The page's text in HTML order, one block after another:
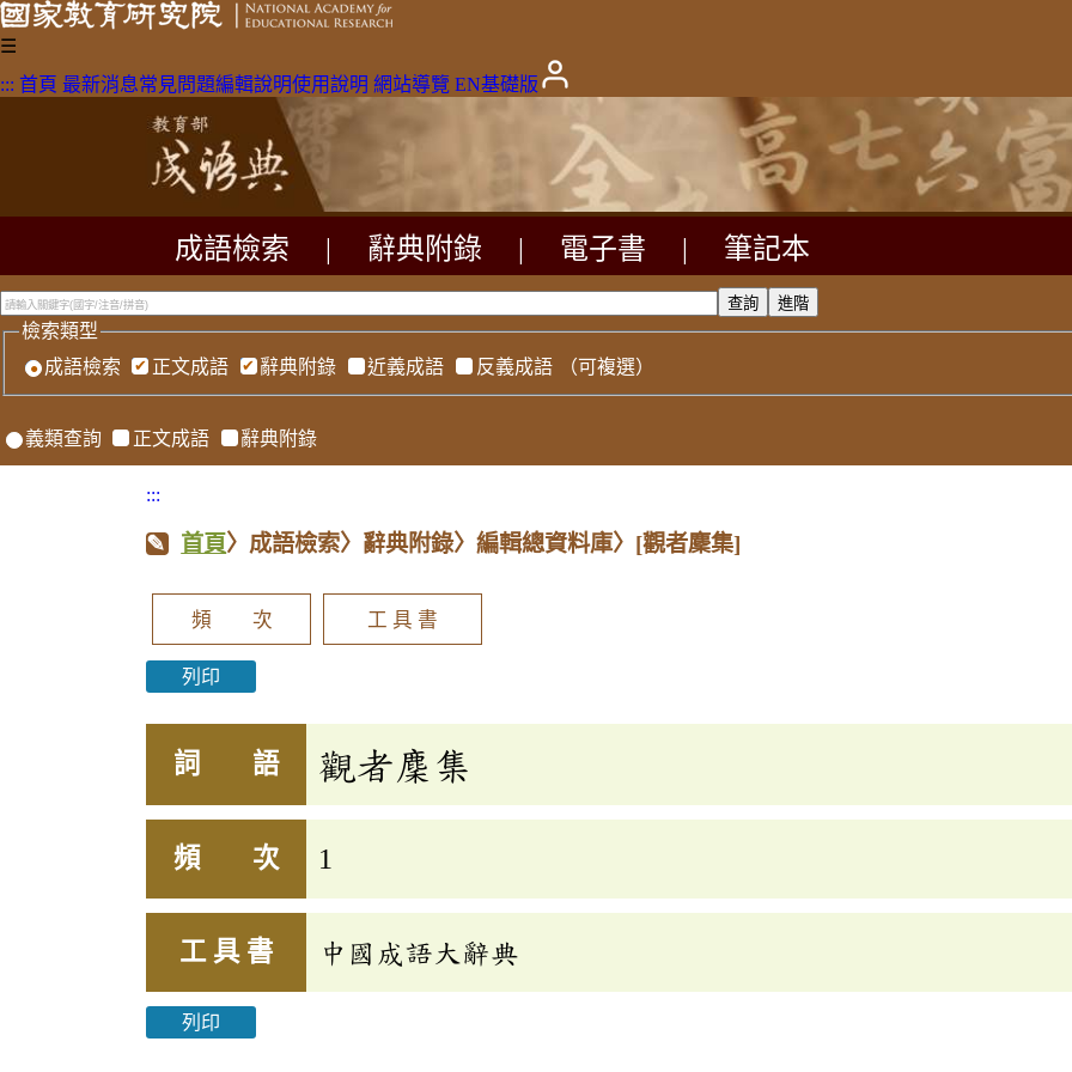
☰
::: 首頁 最新消息常見問題編輯說明使用說明 網站導覽 EN基礎版
成語檢索 辭典附錄 電子書 筆記本
檢索類型
成語檢索
正文成語 辭典附錄 近義成語 反義成語 （可複選）
義類查詢 正文成語 辭典附錄
:::
首頁〉成語檢索〉辭典附錄〉編輯總資料庫〉 [觀者麇集]
頻 次 工 具 書
列印
詞 語 觀者麇集
頻 次 1
工 具 書 中國成語大辭典
列印